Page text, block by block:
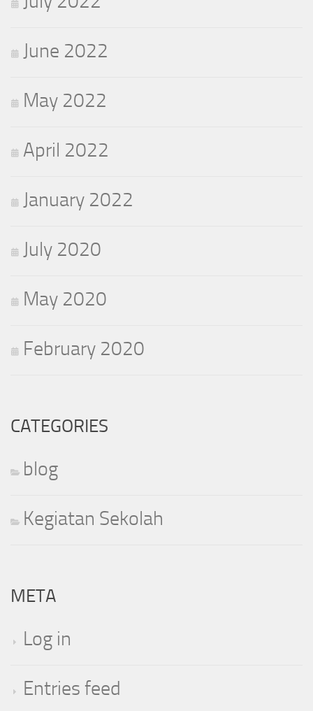
June 2022
May 2022
April 2022
January 2022
July 2020
May 2020
February 2020
CATEGORIES
blog
Kegiatan Sekolah
META
Log in
Entries feed